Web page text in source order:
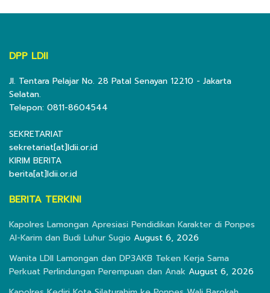
DPP LDII
Jl. Tentara Pelajar No. 28 Patal Senayan 12210 - Jakarta
Selatan.
Telepon: 0811-8604544
SEKRETARIAT
sekretariat[at]ldii.or.id
KIRIM BERITA
berita[at]ldii.or.id
BERITA TERKINI
Kapolres Lamongan Apresiasi Pendidikan Karakter di Ponpes
Al-Karim dan Budi Luhur Sugio August 6, 2026
Wanita LDII Lamongan dan DP3AKB Teken Kerja Sama
Perkuat Perlindungan Perempuan dan Anak August 6, 2026